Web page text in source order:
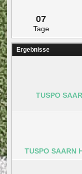
07
Tage
Ergebnisse
TUSPO
TUSPO SAARN